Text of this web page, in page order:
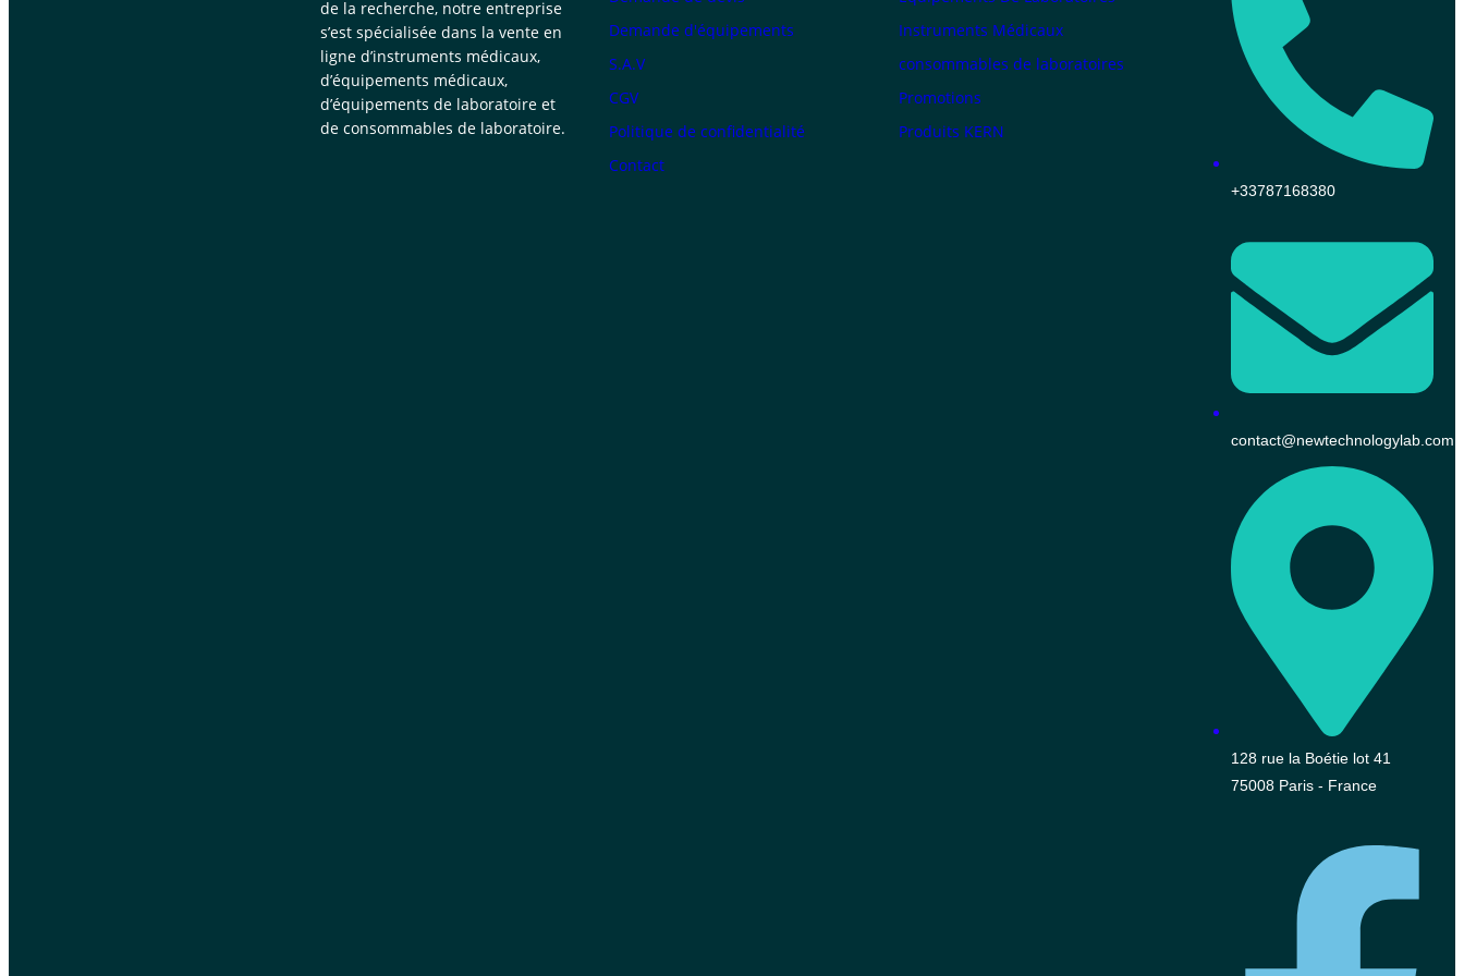
de la recherche, notre entreprise
s’est spécialisée dans la vente en
ligne d’instruments médicaux,
d’équipements médicaux,
d’équipements de laboratoire et
de consommables de laboratoire.
Demande d'équipements
S.A.V
CGV
Politique de confidentialité
Contact
Instruments Médicaux
consommables de laboratoires
Promotions
Produits KERN
+33787168380
contact@newtechnologylab.com
128 rue la Boétie lot 41
75008 Paris - France